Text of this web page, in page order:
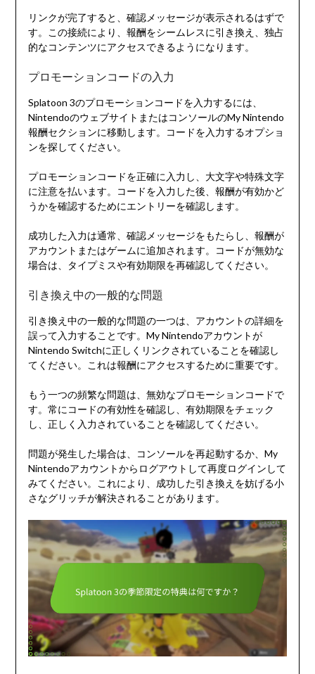
リンクが完了すると、確認メッセージが表示されるはずで
す。この接続により、報酬をシームレスに引き換え、独占
的なコンテンツにアクセスできるようになります。
プロモーションコードの入力
Splatoon 3のプロモーションコードを入力するには、
NintendoのウェブサイトまたはコンソールのMy Nintendo
報酬セクションに移動します。コードを入力するオプショ
ンを探してください。
プロモーションコードを正確に入力し、大文字や特殊文字
に注意を払います。コードを入力した後、報酬が有効かど
うかを確認するためにエントリーを確認します。
成功した入力は通常、確認メッセージをもたらし、報酬が
アカウントまたはゲームに追加されます。コードが無効な
場合は、タイプミスや有効期限を再確認してください。
引き換え中の一般的な問題
引き換え中の一般的な問題の一つは、アカウントの詳細を
誤って入力することです。My Nintendoアカウントが
Nintendo Switchに正しくリンクされていることを確認し
てください。これは報酬にアクセスするために重要です。
もう一つの頻繁な問題は、無効なプロモーションコードで
す。常にコードの有効性を確認し、有効期限をチェック
し、正しく入力されていることを確認してください。
問題が発生した場合は、コンソールを再起動するか、My
Nintendoアカウントからログアウトして再度ログインして
みてください。これにより、成功した引き換えを妨げる小
さなグリッチが解決されることがあります。